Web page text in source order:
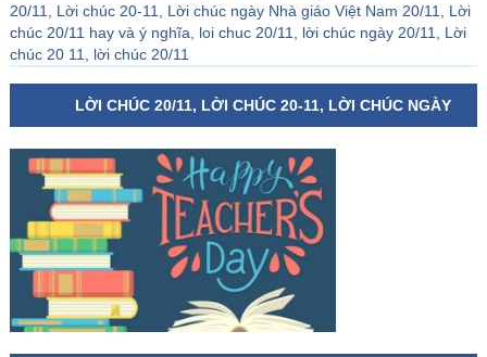
20/11, Lời chúc 20-11, Lời chúc ngày Nhà giáo Việt Nam 20/11, Lời
chúc 20/11 hay và ý nghĩa, loi chuc 20/11, lời chúc ngày 20/11, Lời
chúc 20 11, lời chúc 20/11
LỜI CHÚC 20/11, LỜI CHÚC 20-11, LỜI CHÚC NGÀY
NHÀ GIÁO VIỆT NAM 20/11, LỜI CHÚC 20/11 HAY VÀ Ý
NGHĨA, LOI CHUC 20/11, LỜI CHÚC NGÀY 20/11, LỜI
CHÚC 20 11, LỜI CHÚC 20/11